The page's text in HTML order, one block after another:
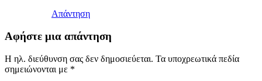
Απάντηση
Αφήστε μια απάντηση
Η ηλ. διεύθυνση σας δεν δημοσιεύεται. Τα υποχρεωτικά πεδία
σημειώνονται με *